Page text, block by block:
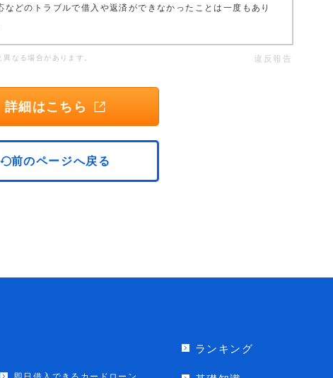
どのトラブルで借入や返済ができなかったことは一度もあり
なる場合があります。 違反報告
詳細はこちら
前のページへ戻る
ランキング